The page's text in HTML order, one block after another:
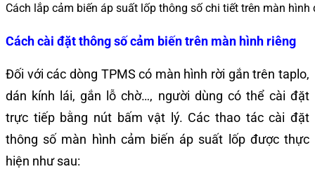
Cách lắp cảm biến áp suất lốp thông số chi tiết trên màn hình
Cách cài đặt thông số cảm biến trên màn hình riêng
Đối với các dòng TPMS có màn hình rời gắn trên taplo,
dán kính lái, gắn lỗ chờ…, người dùng có thể cài đặt
trực tiếp bằng nút bấm vật lý. Các thao tác cài đặt
thông số màn hình cảm biến áp suất lốp được thực
hiện như sau: